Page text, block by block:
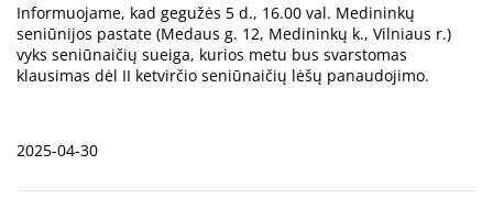
Informuojame, kad gegužės 5 d., 16.00 val. Medininkų
seniūnijos pastate (Medaus g. 12, Medininkų k., Vilniaus r.)
vyks seniūnaičių sueiga, kurios metu bus svarstomas
klausimas dėl II ketvirčio seniūnaičių lėšų panaudojimo.
2025-04-30